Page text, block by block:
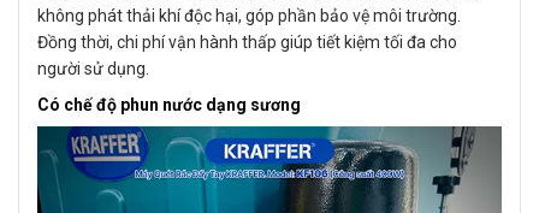
không phát thải khí độc hại, góp phần bảo vệ môi trường.
Đồng thời, chi phí vận hành thấp giúp tiết kiệm tối đa cho
người sử dụng.
Có chế độ phun nước dạng sương